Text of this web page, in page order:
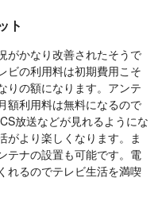
ト
がかなり改善されたそうで
ビの利用料は初期費用こそ
りの額になります。アンテ
額利用料は無料になるので
放送などが見れるようにな
がより楽しくなります。ま
テナの設置も可能です。電
れるのでテレビ生活を満喫